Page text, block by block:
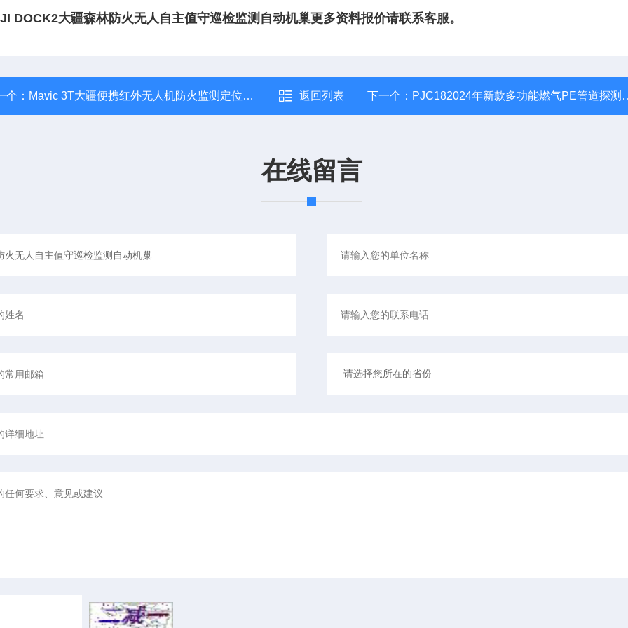
DOCK2大疆森林防火无人自主值守巡检监测自动机巢更多资料报价请联系客服。
个： Mavic 3T大疆便携红外无人机防火监测定位温度异常点 返回列表 下一个： PJC182024年新款多功能燃气PE管道探测仪探深7m
在线留言